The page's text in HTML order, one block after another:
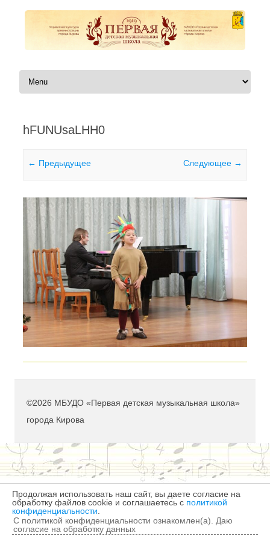
Перейти к содержимому
hFUNUsaLHH0
← Предыдущее Следующее →
©2026 МБУДО «Первая детская музыкальная школа»
города Кирова
Продолжая использовать наш сайт, вы даете согласие на
обработку файлов cookie и соглашаетесь с политикой
конфиденциальности
С политикой конфиденциальности ознакомлен(а). Даю
согласие на обработку данных